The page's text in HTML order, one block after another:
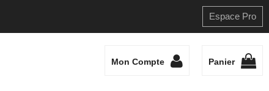
Espace Pro
Mon Compte Panier